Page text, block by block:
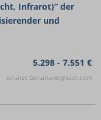
Infrarot)“ der
und
5.298 - 7.551 €
schätzt Gehaltsvergleich.com